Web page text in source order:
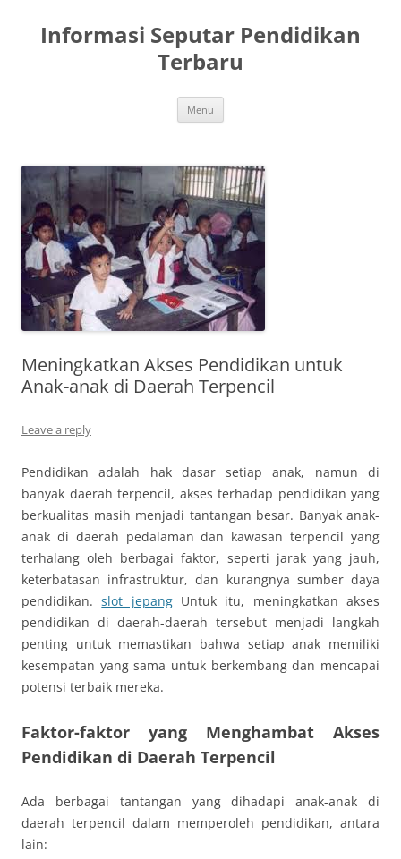
content
Informasi Seputar Pendidikan
Terbaru
Menu
Meningkatkan Akses Pendidikan untuk
Anak-anak di Daerah Terpencil
Leave a reply
Pendidikan adalah hak dasar setiap anak, namun di
banyak daerah terpencil, akses terhadap pendidikan yang
berkualitas masih menjadi tantangan besar. Banyak anak-
anak di daerah pedalaman dan kawasan terpencil yang
terhalang oleh berbagai faktor, seperti jarak yang jauh,
keterbatasan infrastruktur, dan kurangnya sumber daya
pendidikan.slot jepangUntuk itu, meningkatkan akses
pendidikan di daerah-daerah tersebut menjadi langkah
penting untuk memastikan bahwa setiap anak memiliki
kesempatan yang sama untuk berkembang dan mencapai
potensi terbaik mereka.
Faktor-faktor yang Menghambat Akses
Pendidikan di Daerah Terpencil
Ada berbagai tantangan yang dihadapi anak-anak di
daerah terpencil dalam memperoleh pendidikan, antara
lain: